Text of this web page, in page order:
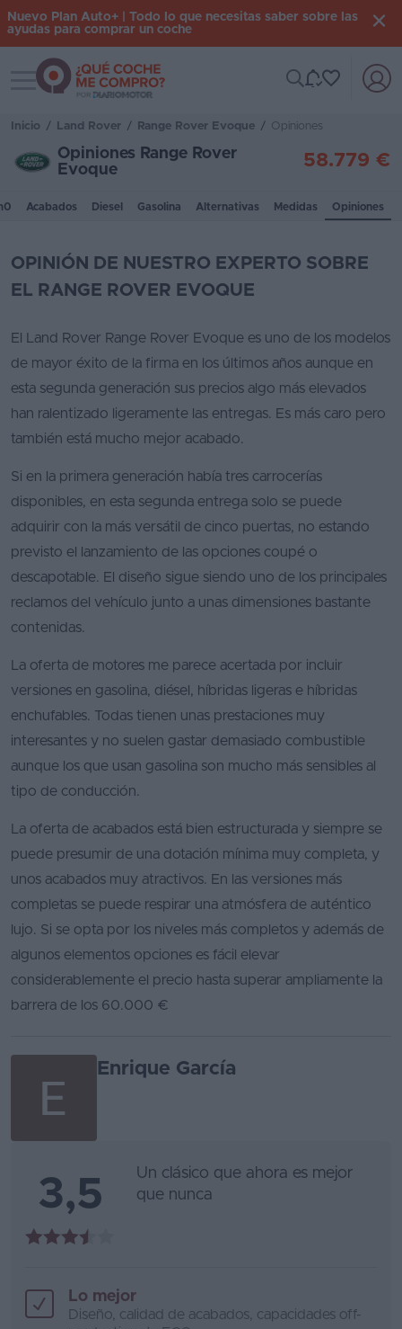
Iniciar
KM
0
Segunda
Híbridos
Asistente
de
opiniones
Guías
de
compra
Comparador
Favoritos
Concesionarios
Vender
coche
Blog
Ventas
coches
Nuevo Plan Auto+ | Todo lo que necesitas saber sobre las
ayudas para comprar un coche
Toggle navigation
Inicio / Land Rover / Range Rover Evoque / Opiniones
Opiniones Range Rover
Evoque
58.779 €
Acabados Diesel Gasolina Alternativas Medidas Opiniones
OPINIÓN DE NUESTRO EXPERTO SOBRE
EL RANGE ROVER EVOQUE
El Land Rover Range Rover Evoque es uno de los modelos
de mayor éxito de la firma en los últimos años aunque en
esta segunda generación sus precios algo más elevados
han ralentizado ligeramente las entregas. Es más caro pero
también está mucho mejor acabado.
Si en la primera generación había tres carrocerías
disponibles, en esta segunda entrega solo se puede
adquirir con la más versátil de cinco puertas, no estando
previsto el lanzamiento de las opciones coupé o
descapotable. El diseño sigue siendo uno de los principales
reclamos del vehículo junto a unas dimensiones bastante
contenidas.
La oferta de motores me parece acertada por incluir
versiones en gasolina, diésel, híbridas ligeras e híbridas
enchufables. Todas tienen unas prestaciones muy
interesantes y no suelen gastar demasiado combustible
aunque los que usan gasolina son mucho más sensibles al
tipo de conducción.
La oferta de acabados está bien estructurada y siempre se
puede presumir de una dotación mínima muy completa, y
unos acabados muy atractivos. En las versiones más
completas se puede respirar una atmósfera de auténtico
lujo. Si se opta por los niveles más completos y además de
algunos elementos opciones es fácil elevar
considerablemente el precio hasta superar ampliamente la
barrera de los 60.000 €
Enrique García
3,5
Un clásico que ahora es mejor
que nunca
Lo mejor
Diseño, calidad de acabados, capacidades off-